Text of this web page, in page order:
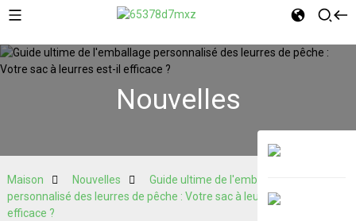
Nouvelles
Maison Nouvelles
Guide ultime de l'emballage
personnalisé des leurres de pêche : Votre sac à leurres est-il
efficace ?